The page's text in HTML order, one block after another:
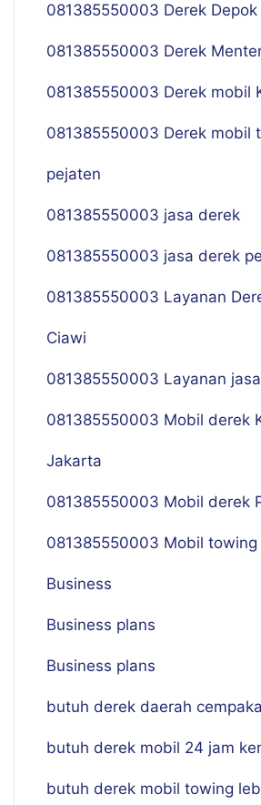
081385550003 Derek Depok
081385550003 Derek
081385550003 Derek mobil
081385550003 Derek mobil
pejaten
081385550003 jasa derek
081385550003 jasa derek
081385550003 Layanan
Ciawi
081385550003 Layanan
081385550003 Mobil derek
Jakarta
081385550003 Mobil derek
081385550003 Mobil towing
Business
Business plans
Business plans
butuh derek daerah
butuh derek mobil 24 jam
butuh derek mobil towing